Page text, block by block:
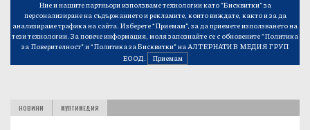
Ние и нашите партньори използваме технологии като “Бисквитки” за
персонализиране на съдържанието и рекламите, които виждате, както и за да
анализираме трафика на сайта. Изберете “Приемам”, за да приемете използването на
тези технологии. За повече информация, моля запознайте се с обновените“Политика
за Поверителност”и“Политика за Бисквитки”на АЛТЕРНАТИВ МЕДИЯ ГРУП
ЕООД.
Приемам
НОВИНИ МУЛТИМЕДИЯ